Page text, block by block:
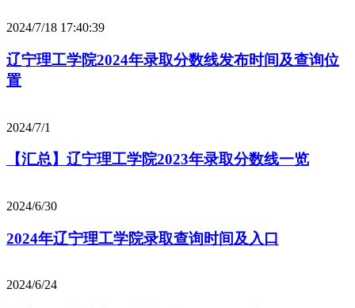
2024/7/18 17:40:39
辽宁理工学院2024年录取分数线发布时间及查询位
置
2024/7/1
【汇总】辽宁理工学院2023年录取分数线一览
2024/6/30
2024年辽宁理工学院录取查询时间及入口
2024/6/24